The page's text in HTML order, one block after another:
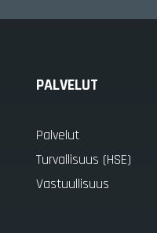
PALVELUT
Palvelut
Turvallisuus (HSE)
Vastuullisuus